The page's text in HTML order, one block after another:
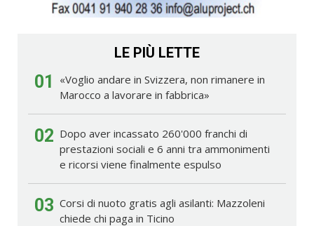
LE PIÙ LETTE
01
«Voglio andare in Svizzera, non rimanere in
Marocco a lavorare in fabbrica»
02 Dopo aver incassato 260'000 franchi di
prestazioni sociali e 6 anni tra ammonimenti
e ricorsi viene finalmente espulso
03 Corsi di nuoto gratis agli asilanti: Mazzoleni
chiede chi paga in Ticino